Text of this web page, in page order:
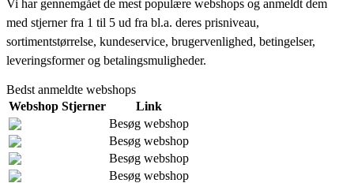
Vi har gennemgået de mest populære webshops og anmeldt dem
med stjerner fra 1 til 5 ud fra bl.a. deres prisniveau,
sortimentstørrelse, kundeservice, brugervenlighed, betingelser,
leveringsformer og betalingsmuligheder.
Bedst anmeldte webshops
Webshop Stjerner
Link
Besøg webshop
Besøg webshop
Besøg webshop
Besøg webshop